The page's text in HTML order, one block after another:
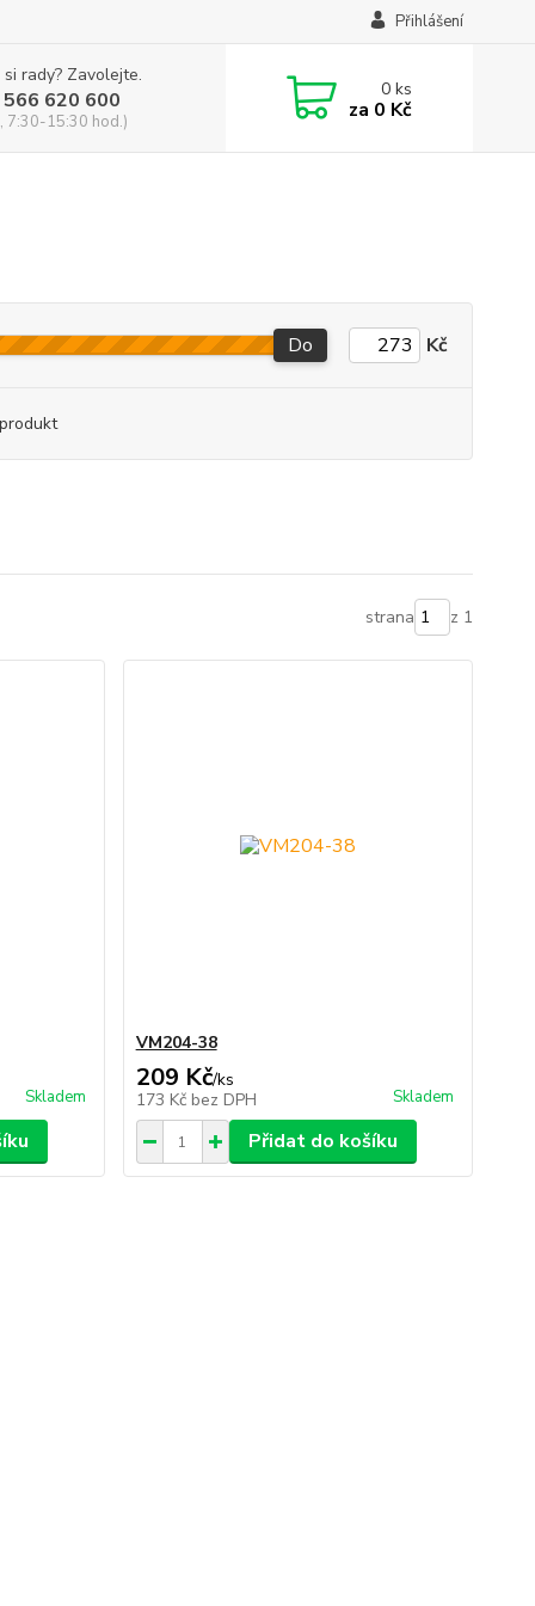
Přihlášení
rady? Zavolejte.
620 600
7:30-15:30 hod.)
0ks
za 0 Kč
Do Kč
strana z 1
Skladem
VM204-38
209 Kč/ks
173 Kč bez DPH Skladem
Přidat do košíku